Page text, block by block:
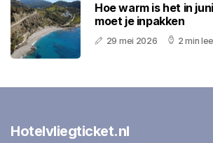
Hoe warm is het in
moet je inpakken
29 mei 2026 2 min
Hotelvliegticket.nl